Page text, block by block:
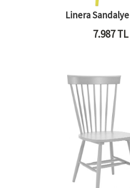
Linera
7.987TL